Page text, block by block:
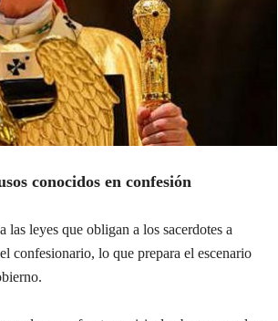
La
Diferente
conocidos en confesión
leyes que obligan a los sacerdotes a
confesionario, lo que prepara el escenario